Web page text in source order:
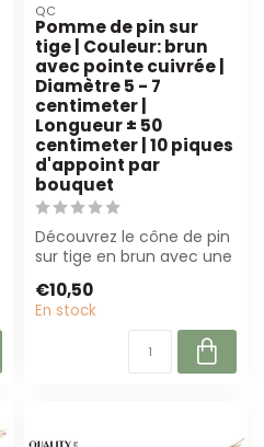
QC
Pomme de pin sur
tige | Couleur: brun
avec pointe cuivrée |
Diamètre 5 - 7
centimeter |
Longueur ± 50
centimeter | 10 piques
d'appoint par
bouquet
Découvrez le cône de pin
sur tige en brun avec une
Parfai...
€10,50
En stock